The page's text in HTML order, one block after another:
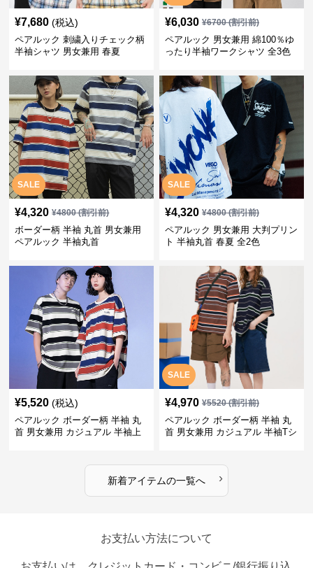
¥7,680 (税込)
ペアルック 刺繍入りチェック柄
半袖シャツ 男女兼用 春夏
¥6,030 ¥6700(割引前)
ペアルック 男女兼用 綿100％ゆ
ったり半袖ワークシャツ 全3色
SALE
¥4,320 ¥4800(割引前)
ボーダー柄 半袖 丸首 男女兼用
ペアルック 半袖丸首
SALE
¥4,320 ¥4800(割引前)
ペアルック 男女兼用 大判プリン
ト 半袖丸首 春夏 全2色
¥5,520 (税込)
ペアルック ボーダー柄 半袖 丸
首 男女兼用 カジュアル 半袖上
SALE
¥4,970 ¥5520(割引前)
ペアルック ボーダー柄 半袖 丸
首 男女兼用 カジュアル 半袖Tシ
新着アイテムの一覧へ ›
お支払い方法について